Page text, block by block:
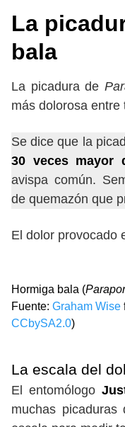
La
bala
La picadura de
más dolorosa entre
Se dice que la
30 veces
avispa común.
de quemazón que
El dolor provocado
Hormiga bala (
Fuente: Graham Wise
CCbySA2.0)
La escala del
El entomólogo
muchas